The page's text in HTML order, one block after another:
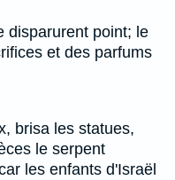
disparurent point; le
et des parfums
brisa les statues,
le serpent
les enfants d'Israël